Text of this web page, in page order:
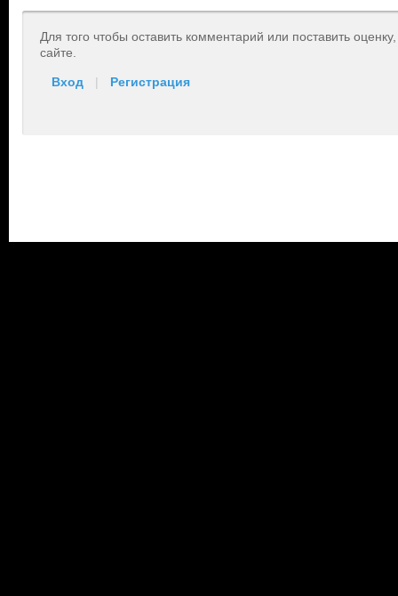
Для того чтобы оставить комментарий или поставить
сайте.
Вход | Регистрация